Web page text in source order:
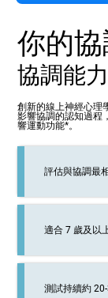
你的
協調能
創新的線上神經心理
影響協調的認知過程
響運動功能*。
評估與協調最
適合 7 歲及以
測試持續約 20-